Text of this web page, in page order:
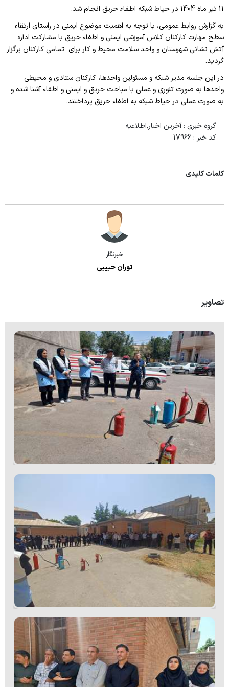
بخش های پاراکلینیکی
بانک خون
رادیولوژی
داروخانه بستری
آزمایشگاه
پاتولوژی
بخش های درمانی
ICU
بخش دیالیز
کمیته اخلاق
11 تیر ماه 1404 در حیاط شبکه اطفاء حریق انجام شد.
به گزارش روابط عمومی، با توجه به اهمیت موضوع ایمنی در راستای ارتقاء
سطح مهارت کارکنان کلاس آموزشی ایمنی و اطفاء حریق با مشارکت اداره
آتش نشانی شهرستان و واحد سلامت محیط و کار برای تمامی کارکنان برگزار
گردید.
در این جلسه مدیر شبکه و مسئولین واحدها، کارکنان ستادی و محیطی
واحدها به صورت تئوری و عملی با مباحث حریق و ایمنی و اطفاء آشنا شده و
به صورت عملی در حیاط شبکه به اطفاء حریق پرداختند.
گروه خبری : آخرین اخبار,اطلاعیه
کد خبر : 17966
کلمات کلیدی
خبرنگار
توران حبیبی
تصاویر